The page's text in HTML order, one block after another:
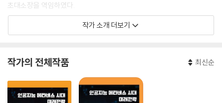
초대소장을 역임하였다.
작가 소개 더보기
작가의 전체작품 최신순